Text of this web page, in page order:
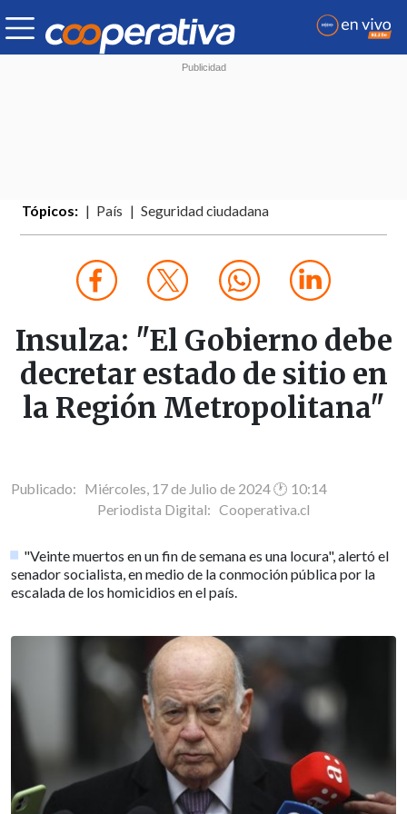
Tópicos: País Seguridad ciudadana
Insulza: "El Gobierno debe
decretar estado de sitio en
la Región Metropolitana"
Publicado: Miércoles, 17 de Julio de 2024 🕐 10:14
Periodista Digital: Cooperativa.cl
"Veinte muertos en un fin de semana es una locura", alertó el
senador socialista, en medio de la conmoción pública por la
escalada de los homicidios en el país.